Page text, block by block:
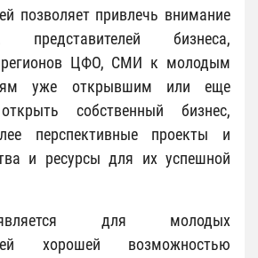
позволяет привлечь внимание
представителей бизнеса,
регионов ЦФО, СМИ к молодым
уже открывшим или еще
собственный бизнес,
перспективные проекты и
и ресурсы для их успешной
для молодых
хорошей возможностью